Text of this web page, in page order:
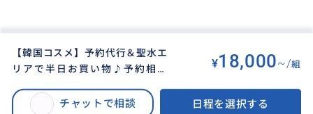
【韓国コスメ】予約代行＆聖水エ
リアで半日お買い物♪予約相談
案内
¥18,000~/組
チャットで相談 日程を選択する
【韓国コスメ】予約代行＆聖水エリアで半日お買い物♪予約相談OK！大人気
タンバリンズにもご案内